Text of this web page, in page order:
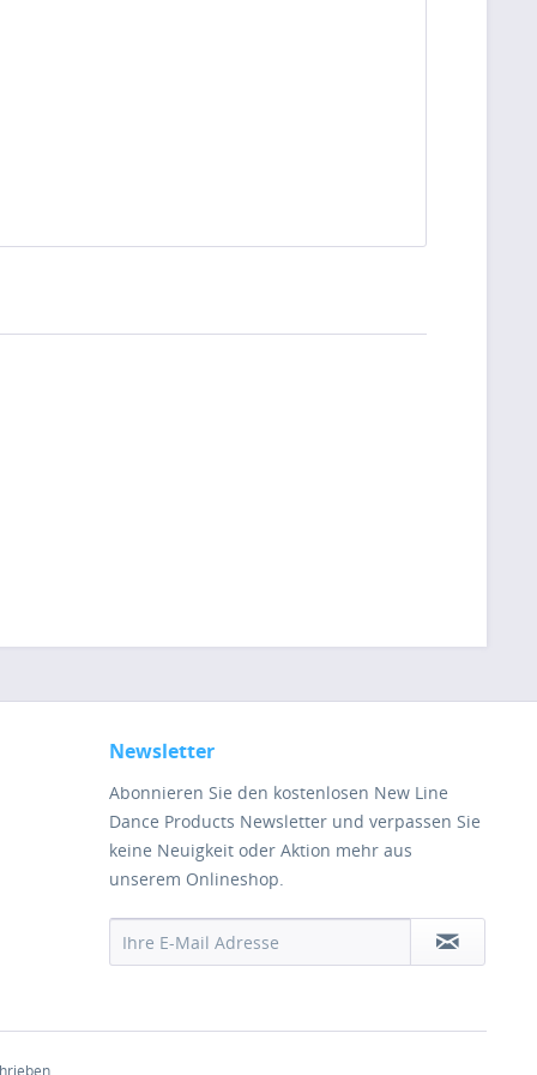
Newsletter
Abonnieren Sie den kostenlosen New Line
Dance Products Newsletter und verpassen Sie
keine Neuigkeit oder Aktion mehr aus
unserem Onlineshop.